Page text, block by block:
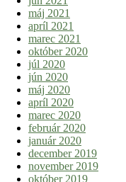
máj 2021
apríl 2021
marec 2021
október 2020
júl 2020
jún 2020
máj 2020
apríl 2020
marec 2020
február 2020
január 2020
december 2019
november 2019
október 2019